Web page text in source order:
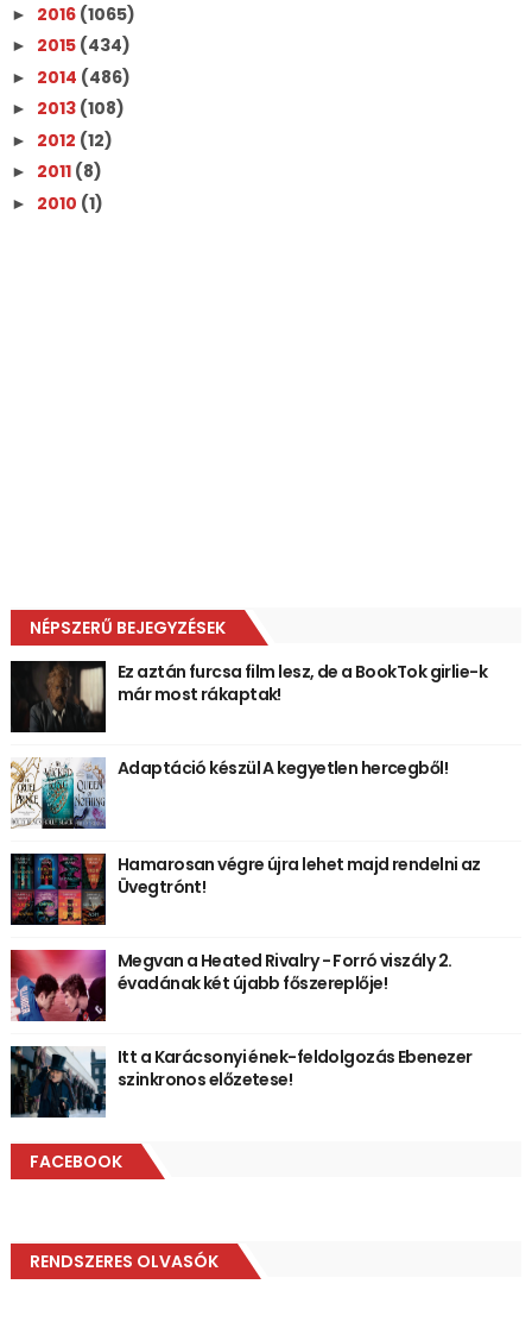
► 2016 (1065)
► 2015 (434)
► 2014 (486)
► 2013 (108)
► 2012 (12)
► 2011 (8)
► 2010 (1)
NÉPSZERŰ BEJEGYZÉSEK
Ez aztán furcsa film lesz, de a BookTok girlie-k
már most rákaptak!
Adaptáció készül A kegyetlen hercegből!
Hamarosan végre újra lehet majd rendelni az
Üvegtrónt!
Megvan a Heated Rivalry - Forró viszály 2.
évadának két újabb főszereplője!
Itt a Karácsonyi ének-feldolgozás Ebenezer
szinkronos előzetese!
FACEBOOK
RENDSZERES OLVASÓK